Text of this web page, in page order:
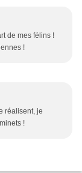
de mes félins !
!
réalisent, je
!